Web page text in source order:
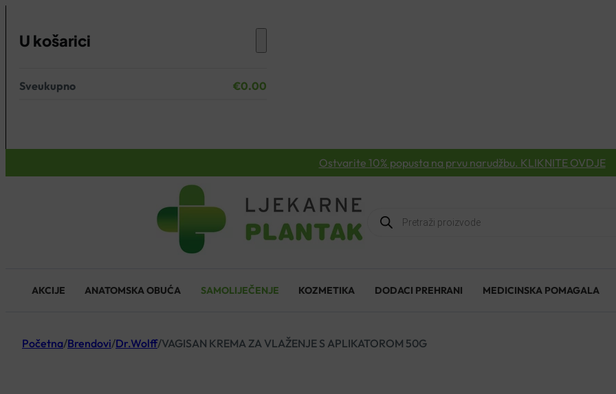
U košarici
Nema proizvoda u košarici.
Sveukupno €0.00
Ostvarite 10% popusta na prvu narudžbu. KLIKNITE OVDJE
Products
search
AKCIJE ANATOMSKA OBUĆA SAMOLIJEČENJE KOZMETIKA DODACI PREHRANI MEDICINSKA POMAGALA
Početna/Brendovi/Dr.Wolff/VAGISAN KREMA ZA VLAŽENJE S APLIKATOROM 50G
VAGISAN